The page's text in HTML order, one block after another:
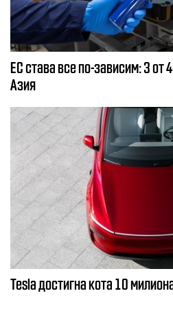
ЕС става все по-зависим: 3 от
Азия
Tesla достигна кота 10